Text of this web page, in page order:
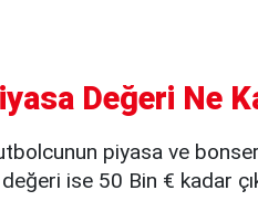
Değeri Ne
piyasa ve
ise 50 Bin € kadar